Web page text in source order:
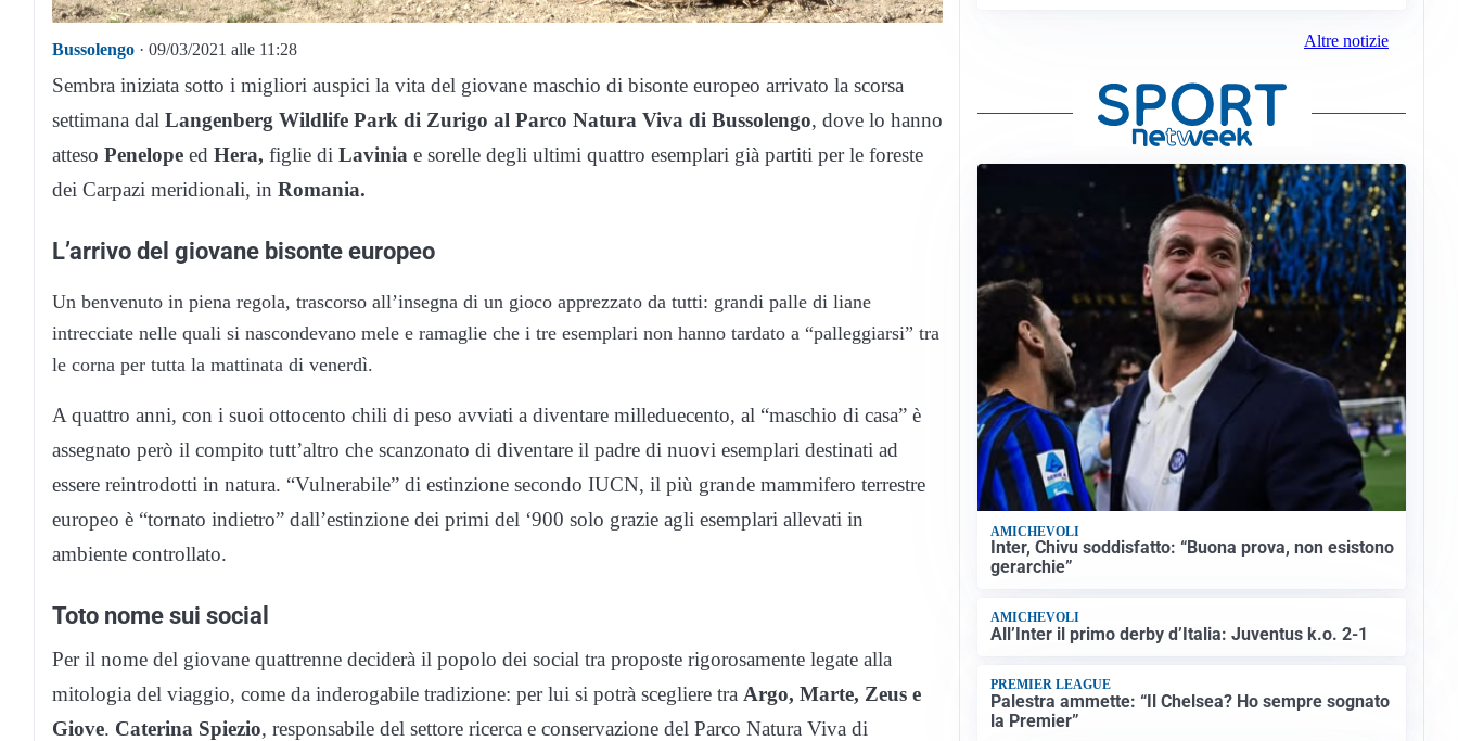
Bussolengo · 09/03/2021 alle 11:28
Sembra iniziata sotto i migliori auspici la vita del giovane maschio di bisonte europeo arrivato la scorsa
settimana dal Langenberg Wildlife Park di Zurigo al Parco Natura Viva di Bussolengo, dove lo hanno
atteso Penelope ed Hera, figlie di Lavinia e sorelle degli ultimi quattro esemplari già partiti per le foreste
dei Carpazi meridionali, in Romania.
L’arrivo del giovane bisonte europeo
Un benvenuto in piena regola, trascorso all’insegna di un gioco apprezzato da tutti: grandi palle di liane
intrecciate nelle quali si nascondevano mele e ramaglie che i tre esemplari non hanno tardato a “palleggiarsi” tra
le corna per tutta la mattinata di venerdì.
A quattro anni, con i suoi ottocento chili di peso avviati a diventare milleduecento, al “maschio di casa” è
assegnato però il compito tutt’altro che scanzonato di diventare il padre di nuovi esemplari destinati ad
essere reintrodotti in natura. “Vulnerabile” di estinzione secondo IUCN, il più grande mammifero terrestre
europeo è “tornato indietro” dall’estinzione dei primi del ‘900 solo grazie agli esemplari allevati in
ambiente controllato.
Toto nome sui social
Per il nome del giovane quattrenne deciderà il popolo dei social tra proposte rigorosamente legate alla
mitologia del viaggio, come da inderogabile tradizione: per lui si potrà scegliere tra Argo, Marte, Zeus e
Giove. Caterina Spiezio, responsabile del settore ricerca e conservazione del Parco Natura Viva di
Altre notizie
AMICHEVOLI
Inter, Chivu soddisfatto: “Buona prova, non esistono
gerarchie”
AMICHEVOLI
All’Inter il primo derby d’Italia: Juventus k.o. 2-1
PREMIER LEAGUE
Palestra ammette: “Il Chelsea? Ho sempre sognato
la Premier”